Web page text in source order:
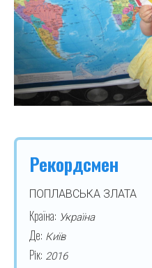
Рекордсмен
ПОПЛАВСЬКА ЗЛАТА
Країна: Україна
Де: Київ
Рік: 2016